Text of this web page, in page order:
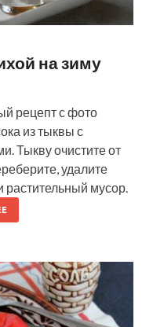
на зиму
рецепт с фото
из тыквы с
Тыкву очистите от
удалите
растительный мусор.